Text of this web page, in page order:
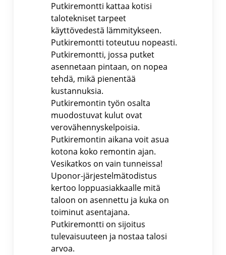
Putkiremontti kattaa kotisi
talotekniset tarpeet
käyttövedestä lämmitykseen.
Putkiremontti toteutuu nopeasti.
Putkiremontti, jossa putket
asennetaan pintaan, on nopea
tehdä, mikä pienentää
kustannuksia.
Putkiremontin työn osalta
muodostuvat kulut ovat
verovähennyskelpoisia.
Putkiremontin aikana voit asua
kotona koko remontin ajan.
Vesikatkos on vain tunneissa!
Uponor-järjestelmätodistus
kertoo loppuasiakkaalle mitä
taloon on asennettu ja kuka on
toiminut asentajana.
Putkiremontti on sijoitus
tulevaisuuteen ja nostaa talosi
arvoa.